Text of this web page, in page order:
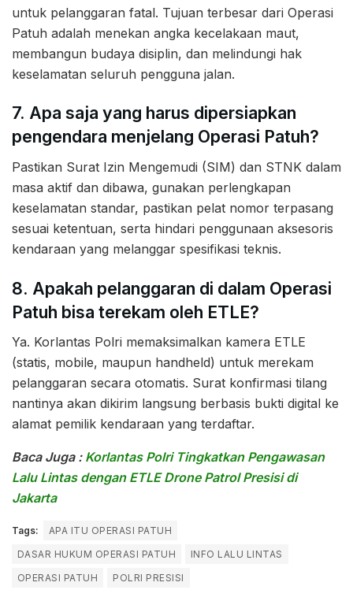
untuk pelanggaran fatal. Tujuan terbesar dari Operasi
Patuh adalah menekan angka kecelakaan maut,
membangun budaya disiplin, dan melindungi hak
keselamatan seluruh pengguna jalan.
7. Apa saja yang harus dipersiapkan
pengendara menjelang Operasi Patuh?
Pastikan Surat Izin Mengemudi (SIM) dan STNK dalam
masa aktif dan dibawa, gunakan perlengkapan
keselamatan standar, pastikan pelat nomor terpasang
sesuai ketentuan, serta hindari penggunaan aksesoris
kendaraan yang melanggar spesifikasi teknis.
8. Apakah pelanggaran di dalam Operasi
Patuh bisa terekam oleh ETLE?
Ya. Korlantas Polri memaksimalkan kamera ETLE
(statis, mobile, maupun handheld) untuk merekam
pelanggaran secara otomatis. Surat konfirmasi tilang
nantinya akan dikirim langsung berbasis bukti digital ke
alamat pemilik kendaraan yang terdaftar.
Baca Juga : Korlantas Polri Tingkatkan Pengawasan
Lalu Lintas dengan ETLE Drone Patrol Presisi di
Jakarta
Tags:
APA ITU OPERASI PATUH
DASAR HUKUM OPERASI PATUH
INFO LALU LINTAS
OPERASI PATUH
POLRI PRESISI